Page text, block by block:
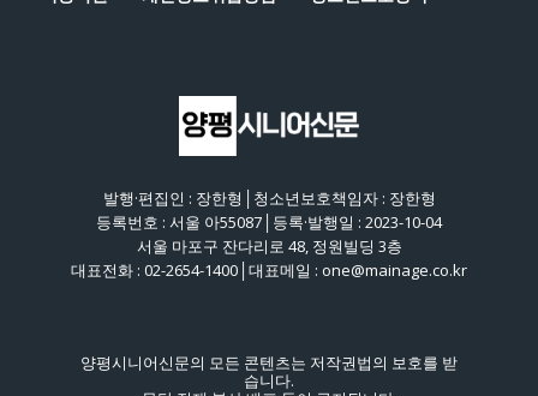
발행·편집인 : 장한형│청소년보호책임자 : 장한형
등록번호 : 서울 아55087│등록·발행일 : 2023-10-04
서울 마포구 잔다리로 48, 정원빌딩 3층
대표전화 : 02-2654-1400│대표메일 : one@mainage.co.kr
양평시니어신문의 모든 콘텐츠는 저작권법의 보호를 받
습니다.